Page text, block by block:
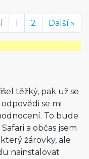
1 2 Další »
těžký, pak už se
se mi
To bude
a občas jsem
žárovky, ale
nainstalovat